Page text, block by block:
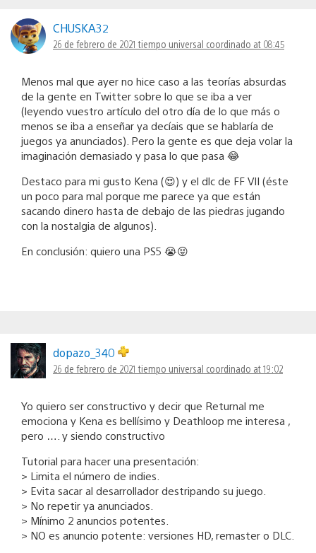
CHUSKA32
26 de febrero de 2021 tiempo universal coordinado at 08:45
Menos mal que ayer no hice caso a las teorías absurdas
de la gente en Twitter sobre lo que se iba a ver
(leyendo vuestro artículo del otro día de lo que más o
menos se iba a enseñar ya decíais que se hablaría de
juegos ya anunciados). Pero la gente es que deja volar la
imaginación demasiado y pasa lo que pasa 😂
Destaco para mi gusto Kena (😍) y el dlc de FF VII (éste
un poco para mal porque me parece ya que están
sacando dinero hasta de debajo de las piedras jugando
con la nostalgia de algunos).
En conclusión: quiero una PS5 😭😝
dopazo_340
26 de febrero de 2021 tiempo universal coordinado at 19:02
Yo quiero ser constructivo y decir que Returnal me
emociona y Kena es bellísimo y Deathloop me interesa ,
pero …. y siendo constructivo
Tutorial para hacer una presentación:
> Limita el número de indies.
> Evita sacar al desarrollador destripando su juego.
> No repetir ya anunciados.
> Mínimo 2 anuncios potentes.
> NO es anuncio potente: versiones HD, remaster o DLC.